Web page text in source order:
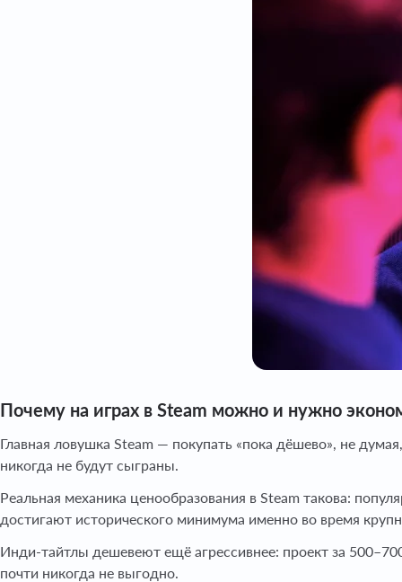
Почему на играх в Steam можно и нужно
Главная ловушка Steam — покупать «пока дёшево», не
никогда не будут сыграны.
Реальная механика ценообразования в Steam такова:
достигают исторического минимума именно во время
Инди-тайтлы дешевеют ещё агрессивнее: проект за
почти никогда не выгодно.